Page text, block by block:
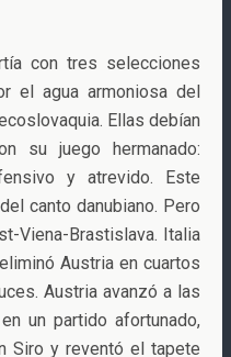
con tres selecciones
el agua armoniosa del
Ellas debían
su juego hermanado:
y atrevido. Este
canto danubiano. Pero
Viena-Brastislava. Italia
Austria en cuartos
Austria avanzó a las
un partido afortunado,
Siro y reventó el tapete